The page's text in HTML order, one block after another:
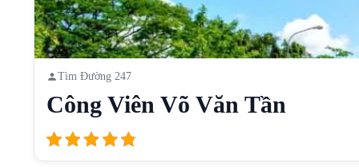
Tìm Đường 247
Công Viên Võ Văn Tần